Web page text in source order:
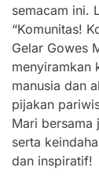
semacam ini.
“Komunitas!
Gelar Gowes
menyiramkan
manusia dan
pijakan
Mari bersama
serta
dan inspiratif!